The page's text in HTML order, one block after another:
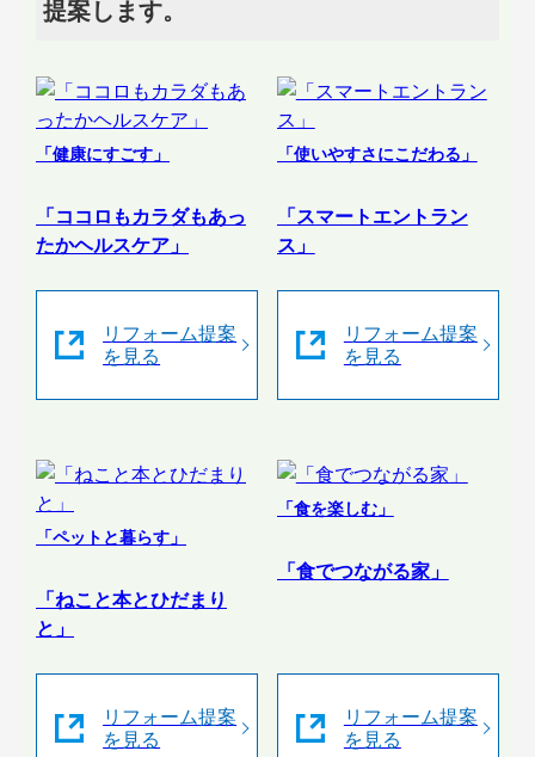
提案します。
「健康にすごす」
「ココロもカラダもあっ
たかヘルスケア」
リフォーム提案
を見る
「使いやすさにこだわる」
「スマートエントラン
ス」
リフォーム提案
を見る
「ペットと暮らす」
「ねこと本とひだまり
と」
リフォーム提案
を見る
「食を楽しむ」
「食でつながる家」
リフォーム提案
を見る